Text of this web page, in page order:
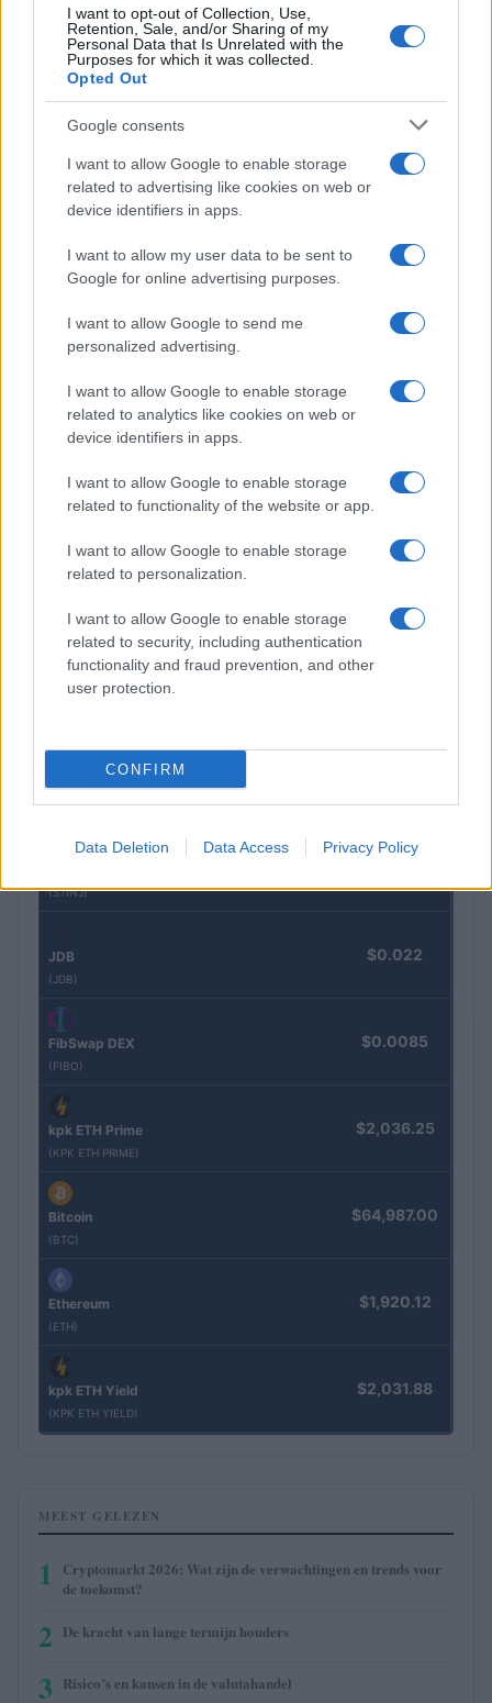
I want to opt-out of Collection, Use,
Retention, Sale, and/or Sharing of my
Personal Data that Is Unrelated with the
Purposes for which it was collected.
Opted Out
Google consents
I want to allow Google to enable storage
related to advertising like cookies on web or
device identifiers in apps.
I want to allow my user data to be sent to
Google for online advertising purposes.
I want to allow Google to send me
personalized advertising.
I want to allow Google to enable storage
related to analytics like cookies on web or
device identifiers in apps.
I want to allow Google to enable storage
related to functionality of the website or app.
I want to allow Google to enable storage
related to personalization.
I want to allow Google to enable storage
related to security, including authentication
functionality and fraud prevention, and other
user protection.
CONFIRM
Data Deletion Data Access Privacy Policy
NEWS
Brentolie daalt naar 91,82 dollar: een week van teruggang in
Sanne De Vries · 5 aug 2026
CRYPTOKOERSEN
Naam Prijs
$4,205.78
Kinza Babylon Staked BTC
(EPOCH)
(STINJ)
JDB
(JDB)
$0.022
FibSwap DEX
(FIBO)
$0.0085
kpk ETH Prime
(KPK ETH PRIME)
$2,036.25
Bitcoin
(BTC)
$64,987.00
Ethereum
(ETH)
$1,920.12
kpk ETH Yield
(KPK ETH YIELD)
$2,031.88
MEEST GELEZEN
1
Cryptomarkt 2026: Wat zijn de verwachtingen en trends voor
de toekomst?
2 De kracht van lange termijn houders
3 Risico’s en kansen in de valutahandel